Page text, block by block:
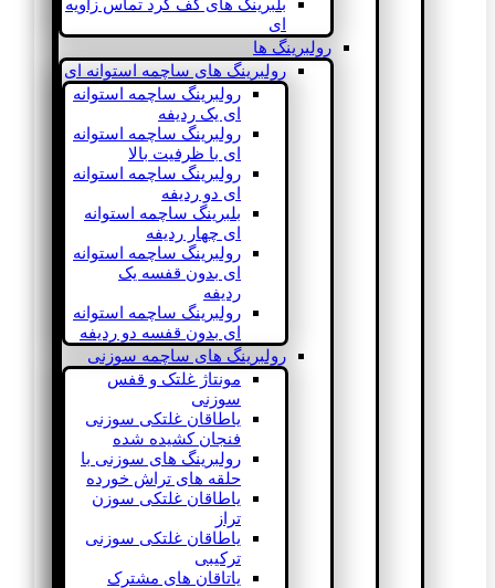
بلبرینگ های کف گرد تماس زاویه
ای
رولبرینگ ها
رولبرینگ های ساچمه استوانه ای
رولبرینگ ساچمه استوانه
ای یک ردیفه
رولبرینگ ساچمه استوانه
ای با ظرفیت بالا
رولبرینگ ساچمه استوانه
ای دو ردیفه
بلبرینگ ساچمه استوانه
ای چهار ردیفه
رولبرینگ ساچمه استوانه
ای بدون قفسه یک
ردیفه
رولبرینگ ساچمه استوانه
ای بدون قفسه دو ردیفه
رولبرینگ های ساچمه سوزنی
مونتاژ غلتک و قفس
سوزنی
یاطاقان غلتکی سوزنی
فنجان کشیده شده
رولبرینگ های سوزنی با
حلقه های تراش خورده
یاطاقان غلتکی سوزن
تراز
یاطاقان غلتکی سوزنی
ترکیبی
یاتاقان های مشترک